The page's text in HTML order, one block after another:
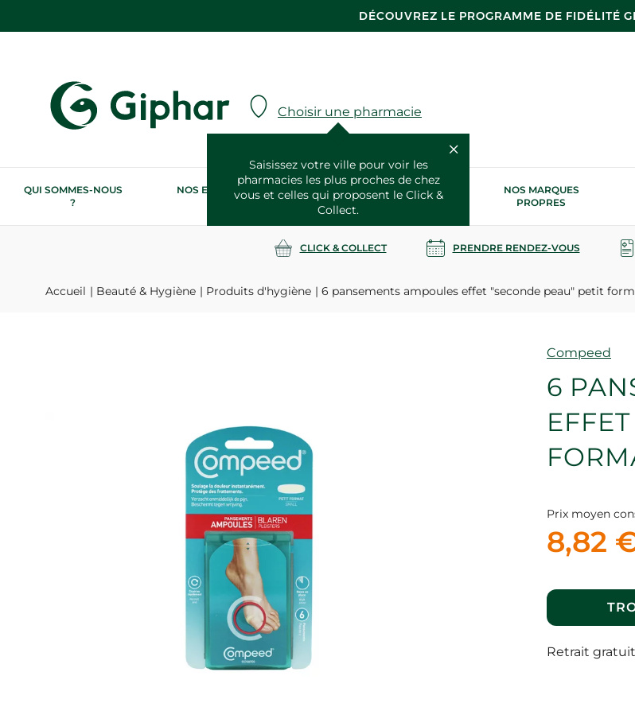
DÉCOUVREZ LE PROGRAMME DE FIDÉLITÉ
Choisir une pharmacie
Saisissez votre ville pour voir les
pharmacies les plus proches de chez
vous et celles qui proposent le Click &
Collect.
QUI SOMMES-NOUS
?
NOS ENGAGEMENTS
RSE
NOS SERVICES
SANTÉ
NOS MARQUES
PROPRES
CLICK & COLLECT PRENDRE RENDEZ-VOUS
Accueil Beauté & Hygiène Produits d'hygiène 6 pansements ampoules effet "seconde peau" petit
Marque
Compeed
6
Prix moyen
8,82
Retrait